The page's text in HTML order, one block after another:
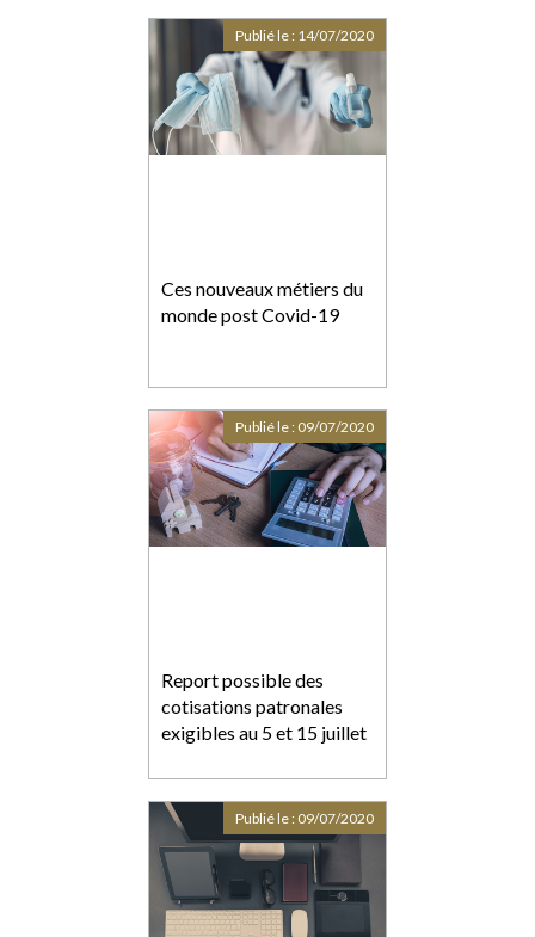
Ces nouveaux métiers du
monde post Covid-19
Publié le : 14/07/2020
Report possible des
cotisations patronales
exigibles au 5 et 15 juillet
Publié le : 09/07/2020
Publié le : 09/07/2020